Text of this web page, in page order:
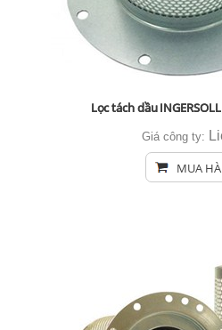
Lọc tách dầu
Giá công ty:
MUA